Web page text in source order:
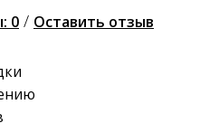
0 / Оставить отзыв